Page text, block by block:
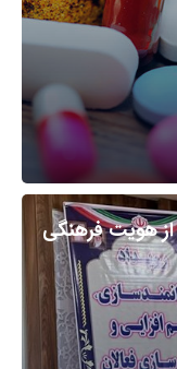
هویت فرهنگی